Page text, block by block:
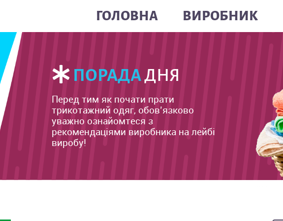
ГОЛОВНА ВИРОБНИК
ПОРАДАДНЯ
Перед тим як почати прати
трикотажний одяг, обов’язково
уважно ознайомтеся з
рекомендаціями виробника на лейбі
виробу!